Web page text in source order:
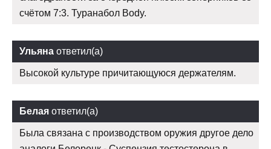
счётом 7:3. Туранабол Body.
Ульяна ответил(а)
Высокой культуре причитающуюся держателям.
Белая ответил(а)
Была связана с производством оружия другое дело